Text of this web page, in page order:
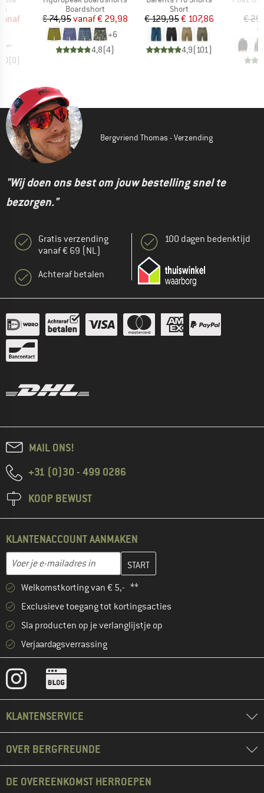
prijs
(0)
Productgroep
Boardshort
Prijs
€ 74,95 Verlaagde prijs
vanaf€ 29,98
+6
4,8(4)
Productgroep
Short
Prijs
€ 129,95Verlaagde prijs
€ 107,86
4,9(101)
€
€
Bergvriend Thomas - Verzending
"Wij doen ons best om jouw bestelling snel te
bezorgen."
Gratis verzending
vanaf € 69 (NL)
Achteraf betalen
100 dagen bedenktijd
MAIL ONS!
+31 (0)30 - 499 0286
KOOP BEWUST
KLANTENACCOUNT AANMAKEN
E-mailadres
Vul je e-mailadres hier in en maak in de volgende stap je
Welkomstkorting van € 5,- **
Exclusieve toegang tot kortingsacties
Sla producten op je verlanglijstje op
Verjaardagsverrassing
KLANTENSERVICE
OVER BERGFREUNDE
DE OVEREENKOMST HERROEPEN